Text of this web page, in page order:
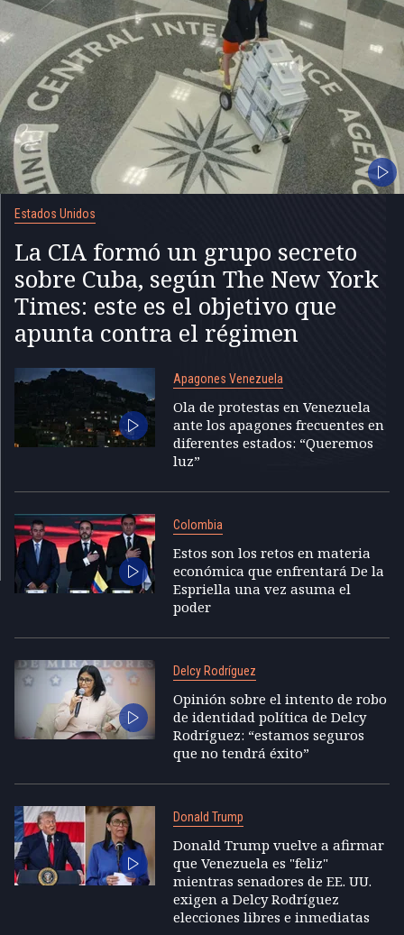
Estados Unidos
La CIA formó un grupo secreto
sobre Cuba, según The New York
Times: este es el objetivo que
apunta contra el régimen
Apagones Venezuela
Ola de protestas en Venezuela
ante los apagones frecuentes en
diferentes estados: “Queremos
luz”
Colombia
Estos son los retos en materia
económica que enfrentará De la
Espriella una vez asuma el
poder
Delcy Rodríguez
Opinión sobre el intento de robo
de identidad política de Delcy
Rodríguez: “estamos seguros
que no tendrá éxito”
Donald Trump
Donald Trump vuelve a afirmar
que Venezuela es "feliz"
mientras senadores de EE. UU.
exigen a Delcy Rodríguez
elecciones libres e inmediatas